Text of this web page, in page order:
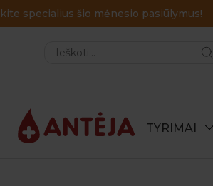
TYRIMAI